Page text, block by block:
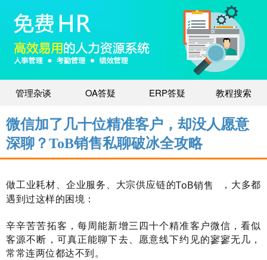
管理杂谈 OA答疑 ERP答疑 教程搜索
微信加了几十位精准客户，却没人愿意
深聊？ToB销售私聊破冰全攻略
做工业耗材、企业服务、大宗供应链的ToB销售
，大多都
遇到过这样的困境：
辛辛苦苦拓客，每周能新增三四十个精准客户微信，看似
客源不断，可真正能聊下去、愿意线下约见的寥寥无几，
常常连两位都达不到。